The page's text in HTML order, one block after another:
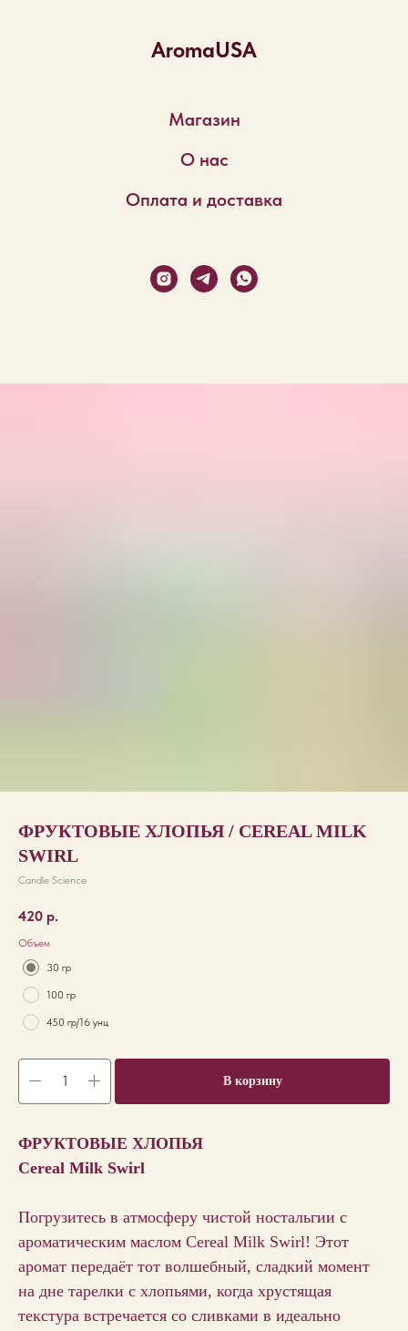
AromaUSA
Магазин
О нас
Оплата и доставка
ФРУКТОВЫЕ ХЛОПЬЯ / CEREAL MILK
SWIRL
Candle Science
420 р.
Объем
30 гр
100 гр
450 гр/16 унц
В корзину
ФРУКТОВЫЕ ХЛОПЬЯ
Cereal Milk Swirl
Погрузитесь в атмосферу чистой ностальгии с
ароматическим маслом Cereal Milk Swirl! Этот
аромат передаёт тот волшебный, сладкий момент
на дне тарелки с хлопьями, когда хрустящая
текстура встречается со сливками в идеально